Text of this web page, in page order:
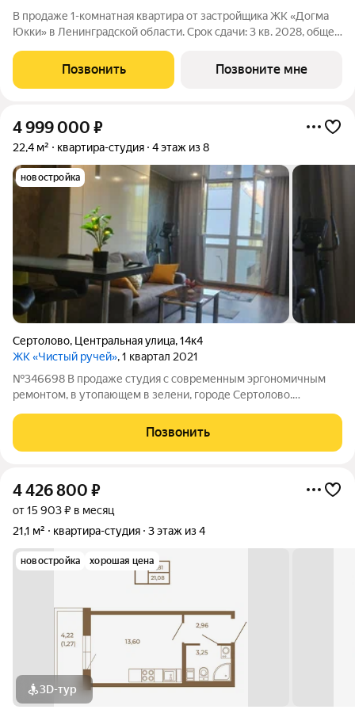
В продаже 1-комнатная квартира от застройщика ЖК «Догма
Юкки» в Ленинградской области. Срок сдачи: 3 кв. 2028, общей
доступной социальной инфраструктурой. Жилой комплекс
расположен в
Позвонить Позвоните мне
4 999 000 ₽
22,4 м² квартира-студия 4 этаж из 8
новостройка
Сертолово, Центральная улица,14к4
ЖК «Чистый ручей», 1 квартал 2021
№346698 В продаже студия с современным эргономичным
ремонтом, в утопающем в зелени, городе Сертолово.
поликлиника и автобусная остановка. До Санкт-Петербурга
ехать 20 минут (до Финляндского вокзала
Позвонить
4 426 800 ₽
от 15 903 ₽ в месяц
21,1 м²
квартира-студия 3 этаж из 4
новостройка хорошая цена
3D-тур